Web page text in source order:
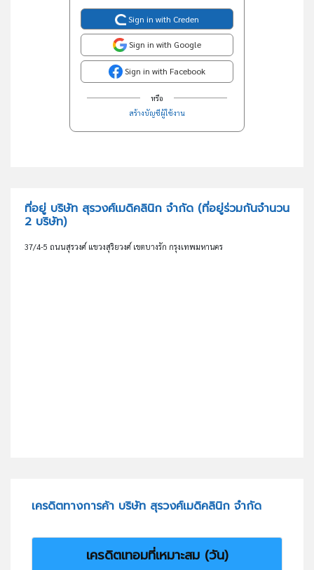
Sign in with Creden
Sign in with Google
Sign in with Facebook
หรือ
สร้างบัญชีผู้ใช้งาน
ที่อยู่ บริษัท สุรวงศ์เมดิคลินิก จำกัด (ที่อยู่ร่วมกันจำนวน
2 บริษัท)
37/4-5 ถนนสุรวงศ์ แขวงสุริยวงศ์ เขตบางรัก กรุงเทพมหานคร
เครดิตทางการค้า บริษัท สุรวงศ์เมดิคลินิก จำกัด
เครดิตเทอมที่เหมาะสม (วัน)